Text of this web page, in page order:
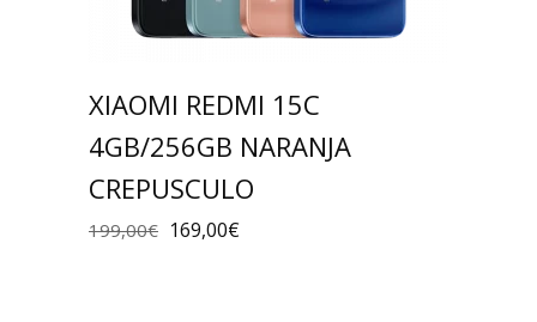
XIAOMI REDMI 15C
4GB/256GB NARANJA
CREPUSCULO
199,00€ 169,00€